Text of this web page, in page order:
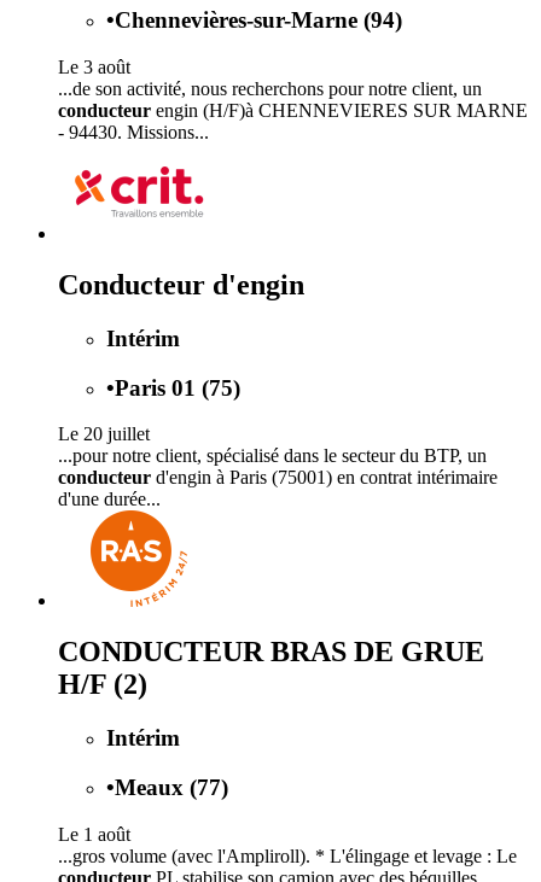
•Chennevières-sur-Marne (94)
Le 3 août
...de son activité, nous recherchons pour notre client, un
conducteur engin (H/F)à CHENNEVIERES SUR MARNE
- 94430. Missions...
Conducteur d'engin
Intérim
•Paris 01 (75)
Le 20 juillet
...pour notre client, spécialisé dans le secteur du BTP, un
conducteur d'engin à Paris (75001) en contrat intérimaire
d'une durée...
CONDUCTEUR BRAS DE GRUE
H/F (2)
Intérim
•Meaux (77)
Le 1 août
...gros volume (avec l'Ampliroll). * L'élingage et levage : Le
conducteur PL stabilise son camion avec des béquilles